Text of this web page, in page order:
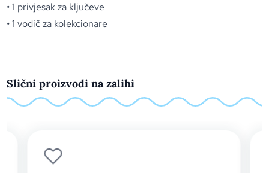
• 1 privjesak za ključeve
• 1 vodič za kolekcionare
Slični proizvodi na zalihi